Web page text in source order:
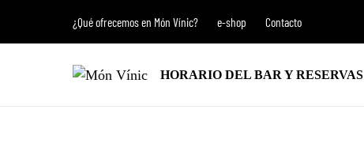
¿Qué ofrecemos en Món Vínic? e-shop Contacto
HORARIO DEL BAR Y RESERVAS